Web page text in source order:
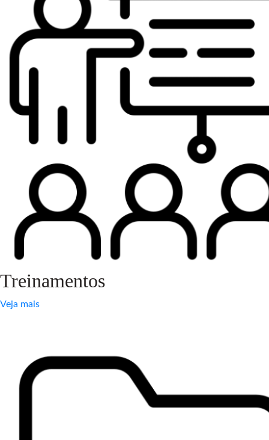
Treinamentos
Veja mais